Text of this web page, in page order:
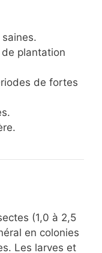
plantation
de fortes
(1,0 à 2,5
en colonies
Les larves et